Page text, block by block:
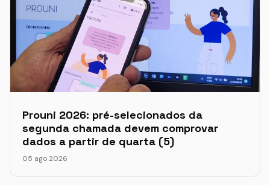
Prouni 2026: pré-selecionados da
segunda chamada devem comprovar
dados a partir de quarta (5)
05 ago 2026